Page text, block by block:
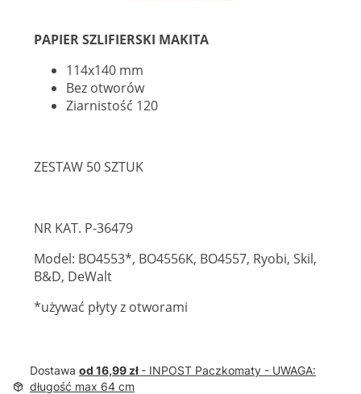
PAPIER SZLIFIERSKI MAKITA
114x140 mm
Bez otworów
Ziarnistość 120
ZESTAW 50 SZTUK
NR KAT. P-36479
Model: BO4553*, BO4556K, BO4557, Ryobi, Skil,
B&D, DeWalt
*używać płyty z otworami
Dostawa od 16,99 zł - INPOST Paczkomaty - UWAGA:
długość max 64 cm